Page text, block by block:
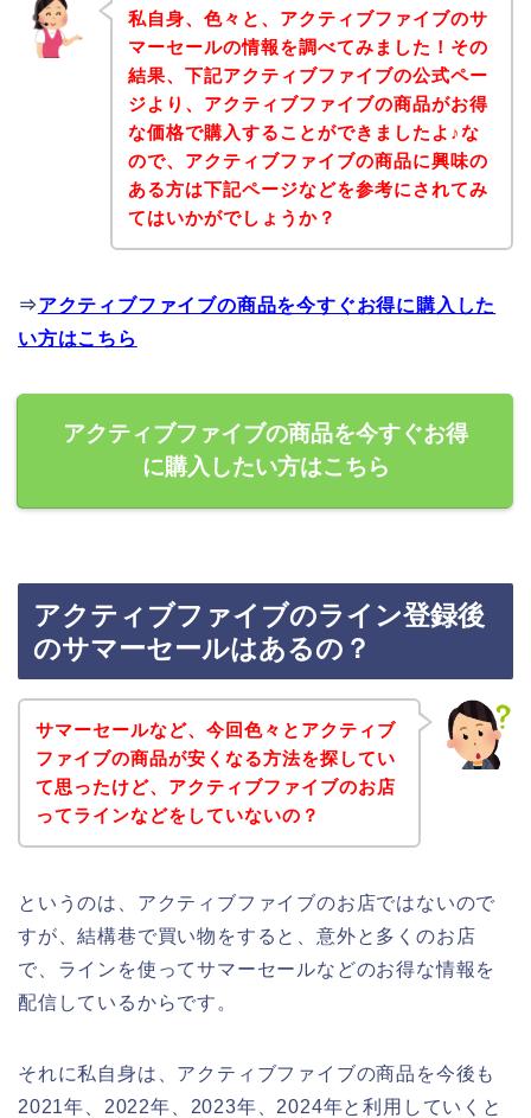
私自身、色々と、アクティブファイブのサ
マーセールの情報を調べてみました！その
結果、下記アクティブファイブの公式ペー
ジより、アクティブファイブの商品がお得
な価格で購入することができましたよ♪な
ので、アクティブファイブの商品に興味の
ある方は下記ページなどを参考にされてみ
てはいかがでしょうか？
⇒アクティブファイブの商品を今すぐお得に購入した
い方はこちら
アクティブファイブの商品を今すぐお得
に購入したい方はこちら
アクティブファイブのライン登録後
のサマーセールはあるの？
サマーセールなど、今回色々とアクティブ
ファイブの商品が安くなる方法を探してい
て思ったけど、アクティブファイブのお店
ってラインなどをしていないの？
というのは、アクティブファイブのお店ではないので
すが、結構巷で買い物をすると、意外と多くのお店
で、ラインを使ってサマーセールなどのお得な情報を
配信しているからです。
それに私自身は、アクティブファイブの商品を今後も
2021年、2022年、2023年、2024年と利用していくと